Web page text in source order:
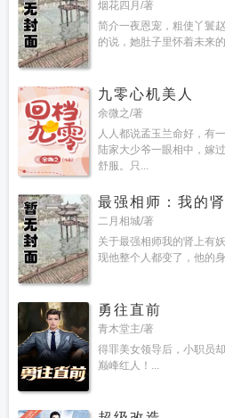
烟花四月/著
简介一夜恩宠，粗使丫鬟
的说，她肚子里怀着未来
九零心机美人
余微之/著
人人都说孟玉兰命好，有
陆家大少爷一眼相中，嫁
舒服。只...
最强相师：我的
二月相城/著
关于最强相师我的肾上有
现他整个人都变了，他的
勇往直前
青木堂主/著
得罪美女领导后，小职员
巅峰红人！...